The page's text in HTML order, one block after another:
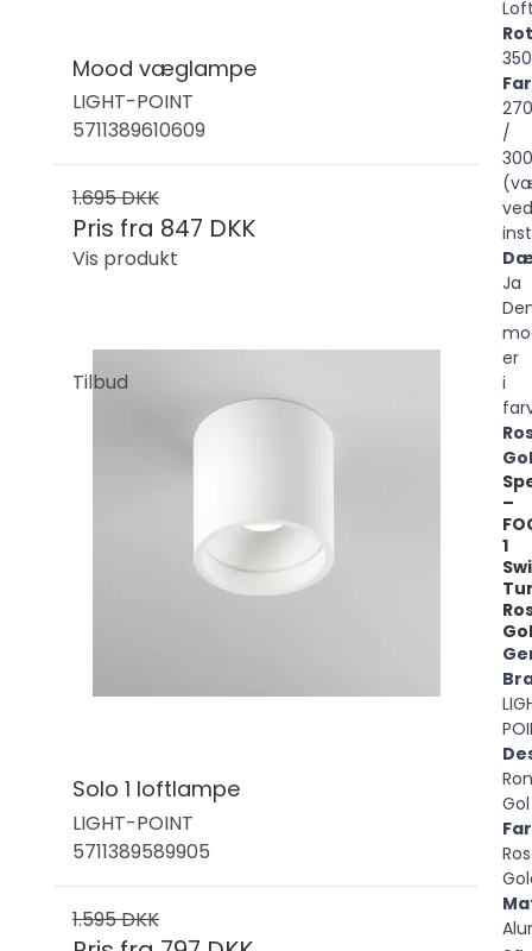
Mood væglampe
LIGHT-POINT
5711389610609
1.695 DKK
Pris fra 847 DKK
Vis produkt
Tilbud
Solo 1 loftlampe
LIGHT-POINT
5711389589905
1.595 DKK
/
ved
Ja
er
i
–
1
Gol